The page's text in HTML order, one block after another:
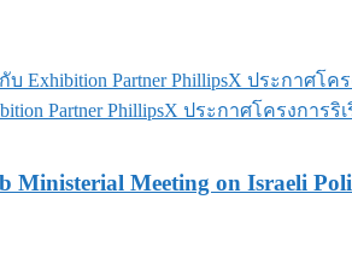
บ Exhibition Partner PhillipsX ประกาศโค
Partner PhillipsX ประกาศโครงการริ
Ministerial Meeting on Israeli